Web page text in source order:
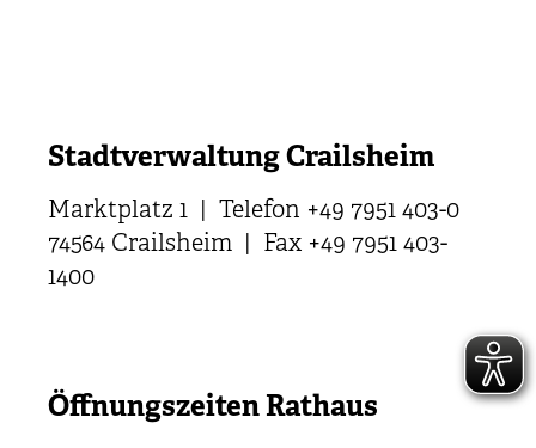
Stadtverwaltung Crailsheim
Marktplatz 1 | Telefon +49 7951 403-0
74564 Crailsheim | Fax +49 7951 403-
1400
Öffnungszeiten Rathaus